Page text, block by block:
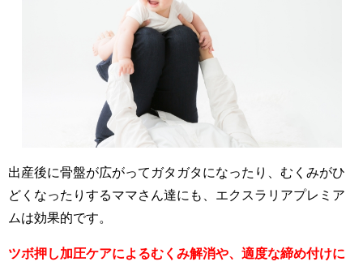
出産後に骨盤が広がってガタガタになったり、むくみがひ
どくなったりするママさん達にも、エクスラリアプレミア
ムは効果的です。
ツボ押し加圧ケアによるむくみ解消や、適度な締め付けに